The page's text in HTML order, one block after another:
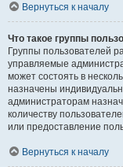
Вернуться к началу
Что такое группы
Группы пользователей
управляемые
может состоять в
назначены
администраторам
количеству
или предоставление
Вернуться к началу